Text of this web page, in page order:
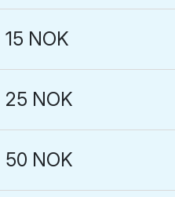
15 NOK
25 NOK
50 NOK